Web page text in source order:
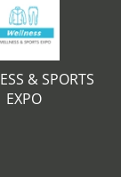
& SPORTS
EXPO